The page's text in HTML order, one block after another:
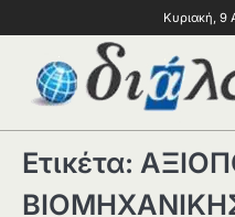
Κυριακή, 9
Ετικέτα: